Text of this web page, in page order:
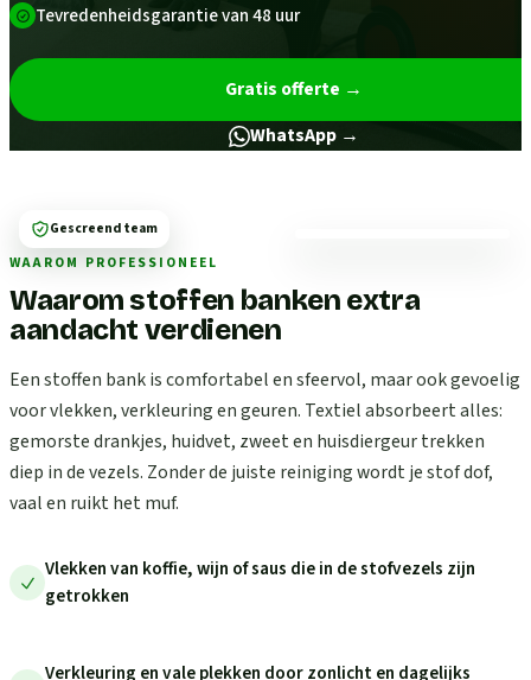
Tevredenheidsgarantie van 48 uur
Gratis offerte →
WhatsApp →
WAAROM PROFESSIONEEL
Waarom stoffen banken extra
aandacht verdienen
Een stoffen bank is comfortabel en sfeervol, maar ook gevoelig
voor vlekken, verkleuring en geuren. Textiel absorbeert alles:
gemorste drankjes, huidvet, zweet en huisdiergeur trekken
diep in de vezels. Zonder de juiste reiniging wordt je stof dof,
vaal en ruikt het muf.
Vlekken van koffie, wijn of saus die in de stofvezels zijn
getrokken
Verkleuring en vale plekken door zonlicht en dagelijks
Gescreend team